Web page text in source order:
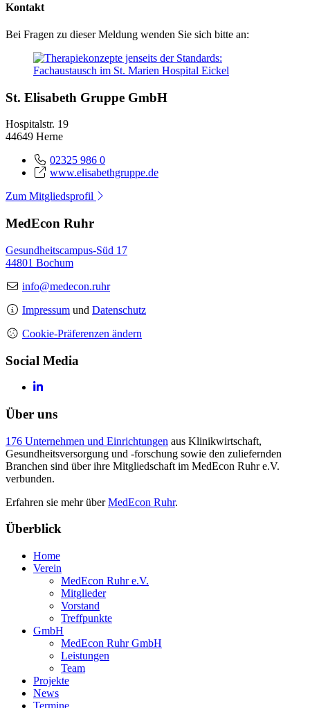
Kontakt
Bei Fragen zu dieser Meldung wenden Sie sich bitte an:
St. Elisabeth Gruppe GmbH
Hospitalstr. 19
44649 Herne
02325 986 0
www.elisabethgruppe.de
Zum Mitgliedsprofil
MedEcon Ruhr
Gesundheitscampus-Süd 17
44801 Bochum
info@medecon.ruhr
Impressum und Datenschutz
Cookie-Präferenzen ändern
Social Media
Über uns
176 Unternehmen und Einrichtungen aus Klinikwirtschaft,
Gesundheitsversorgung und -forschung sowie den zuliefernden
Branchen sind über ihre Mitgliedschaft im MedEcon Ruhr e.V.
verbunden.
Erfahren sie mehr überMedEcon Ruhr.
Überblick
Home
Verein
MedEcon Ruhr e.V.
Mitglieder
Vorstand
Treffpunkte
GmbH
MedEcon Ruhr GmbH
Leistungen
Team
Projekte
News